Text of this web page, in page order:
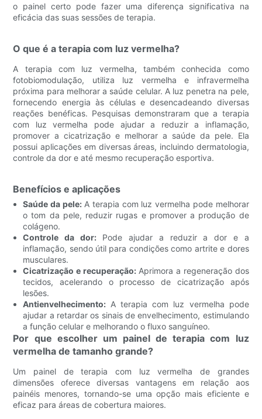
o painel certo pode fazer uma diferença significativa na
eficácia das suas sessões de terapia.
O que é a terapia com luz vermelha?
A terapia com luz vermelha, também conhecida como
fotobiomodulação, utiliza luz vermelha e infravermelha
próxima para melhorar a saúde celular. A luz penetra na pele,
fornecendo energia às células e desencadeando diversas
reações benéficas. Pesquisas demonstraram que a terapia
com luz vermelha pode ajudar a reduzir a inflamação,
promover a cicatrização e melhorar a saúde da pele. Ela
possui aplicações em diversas áreas, incluindo dermatologia,
controle da dor e até mesmo recuperação esportiva.
Benefícios e aplicações
Saúde da pele:A terapia com luz vermelha pode melhorar
o tom da pele, reduzir rugas e promover a produção de
colágeno.
Controle da dor:Pode ajudar a reduzir a dor e a
inflamação, sendo útil para condições como artrite e dores
musculares.
Cicatrização e recuperação:Aprimora a regeneração dos
tecidos, acelerando o processo de cicatrização após
lesões.
Antienvelhecimento: A terapia com luz vermelha pode
ajudar a retardar os sinais de envelhecimento, estimulando
a função celular e melhorando o fluxo sanguíneo.
Por que escolher um painel de terapia com luz
vermelha de tamanho grande?
Um painel de terapia com luz vermelha de grandes
dimensões oferece diversas vantagens em relação aos
painéis menores, tornando-se uma opção mais eficiente e
eficaz para áreas de cobertura maiores.